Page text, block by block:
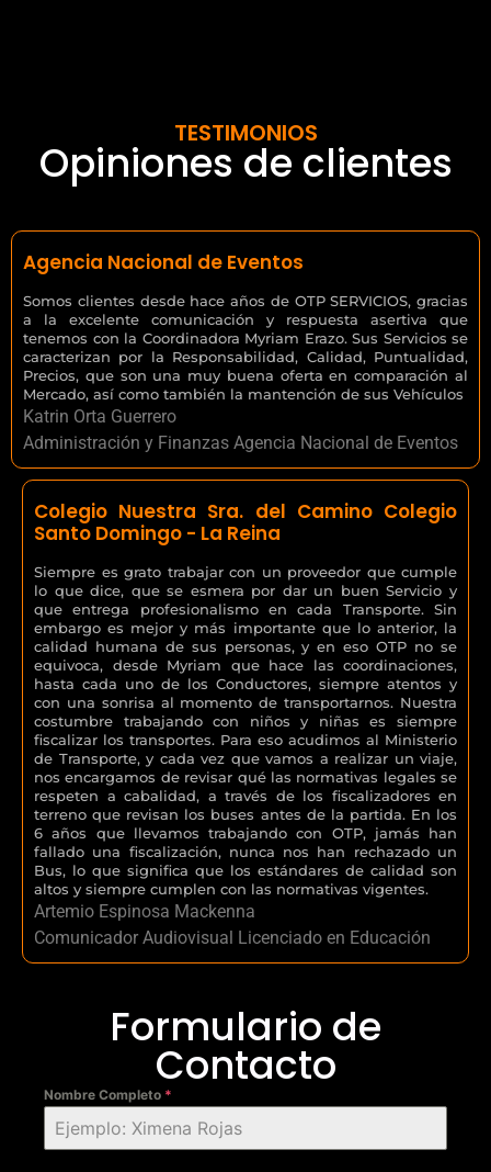
TESTIMONIOS
Opiniones de clientes
Agencia Nacional de Eventos
Somos clientes desde hace años de OTP SERVICIOS, gracias
a la excelente comunicación y respuesta asertiva que
tenemos con la Coordinadora Myriam Erazo. Sus Servicios se
caracterizan por la Responsabilidad, Calidad, Puntualidad,
Precios, que son una muy buena oferta en comparación al
Mercado, así como también la mantención de sus Vehículos
Katrin Orta Guerrero
Administración y Finanzas Agencia Nacional de Eventos
Colegio Nuestra Sra. del Camino Colegio
Santo Domingo - La Reina
Siempre es grato trabajar con un proveedor que cumple
lo que dice, que se esmera por dar un buen Servicio y
que entrega profesionalismo en cada Transporte. Sin
embargo es mejor y más importante que lo anterior, la
calidad humana de sus personas, y en eso OTP no se
equivoca, desde Myriam que hace las coordinaciones,
hasta cada uno de los Conductores, siempre atentos y
con una sonrisa al momento de transportarnos. Nuestra
costumbre trabajando con niños y niñas es siempre
fiscalizar los transportes. Para eso acudimos al Ministerio
de Transporte, y cada vez que vamos a realizar un viaje,
nos encargamos de revisar qué las normativas legales se
respeten a cabalidad, a través de los fiscalizadores en
terreno que revisan los buses antes de la partida. En los
6 años que llevamos trabajando con OTP, jamás han
fallado una fiscalización, nunca nos han rechazado un
Bus, lo que significa que los estándares de calidad son
altos y siempre cumplen con las normativas vigentes.
Artemio Espinosa Mackenna
Comunicador Audiovisual Licenciado en Educación
Formulario de
Contacto
Nombre Completo *